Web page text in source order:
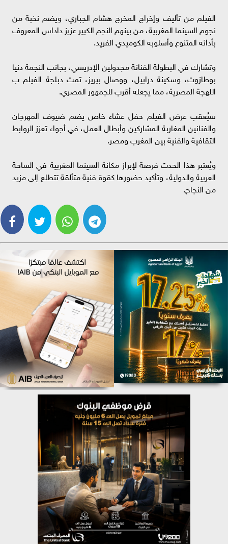
الفيلم من تأليف وإخراج المخرج هشام الجباري، ويضم نخبة من
نجوم السينما المغربية، من بينهم النجم الكبير عزيز داداس المعروف
بأدائه المتنوع وأسلوبه الكوميدي الفريد.
وتشارك في البطولة الفنانة مجدولين الإدريسي، بجانب النجمة دنيا
بوطازوت، وسكينة درابيل، ووِصال بيريز، تمت دبلجة الفيلم ب
اللهجة المصرية، مما يجعله أقرب للجمهور المصري.
سيُعقب عرض الفيلم حفل عشاء خاص يضم ضيوف المهرجان
والفنانين المغاربة المشاركين وأبطال العمل، في أجواء تعزز الروابط
الثقافية والفنية بين المغرب ومصر.
ويُعتبر هذا الحدث فرصة لإبراز مكانة السينما المغربية في الساحة
العربية والدولية، وتأكيد حضورها كقوة فنية متألقة تتطلع إلى مزيد
من النجاح.